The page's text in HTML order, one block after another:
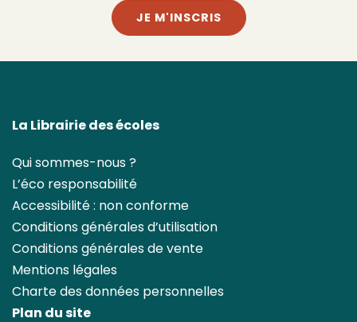
JE M'INSCRIS
La Librairie des écoles
Qui sommes-nous ?
L’éco responsabilité
Accessibilité : non conforme
Conditions générales d’utilisation
Conditions générales de vente
Mentions légales
Charte des données personnelles
Plan du site